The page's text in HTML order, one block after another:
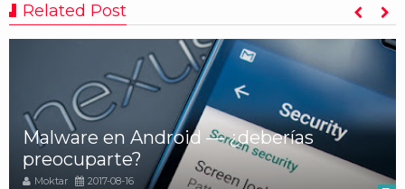
Related Post
Malware en Android — ¿deberías
preocuparte?
Moktar 2017-08-16